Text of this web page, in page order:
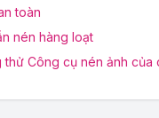
toàn
nén hàng loạt
thử Công cụ nén ảnh của